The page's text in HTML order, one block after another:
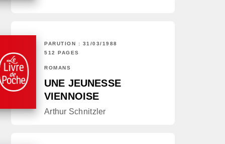
PARUTION : 31/03/1988
512 PAGES
ROMANS
UNE JEUNESSE
VIENNOISE
Arthur Schnitzler